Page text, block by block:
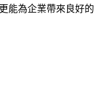
能為企業帶來良好的